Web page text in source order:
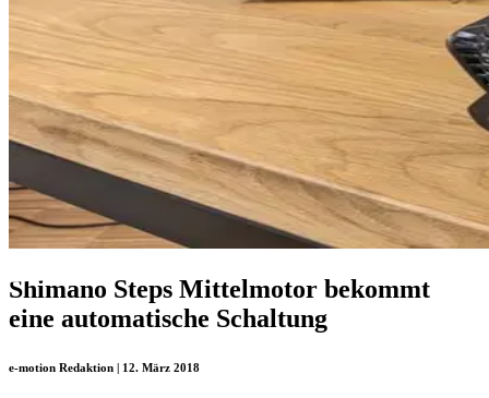
Shimano Steps Mittelmotor bekommt
eine automatische Schaltung
e-motion Redaktion | 12. März 2018